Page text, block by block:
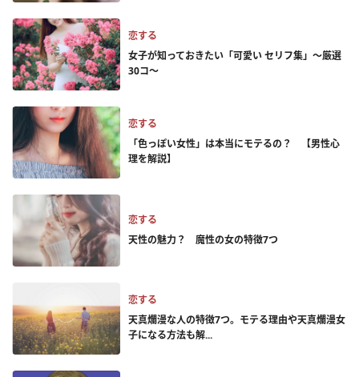
恋する
女子が知っておきたい「可愛い セリフ集」～厳選
30コ～
恋する
「色っぽい女性」は本当にモテるの？ 【男性心
理を解説】
恋する
天性の魅力？ 魔性の女の特徴7つ
恋する
天真爛漫な人の特徴7つ。モテる理由や天真爛漫女
子になる方法も解...